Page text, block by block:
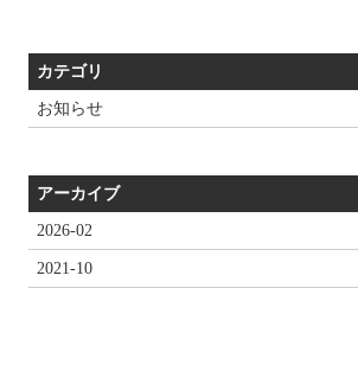
カテゴリ
お知らせ
アーカイブ
2026-02
2021-10